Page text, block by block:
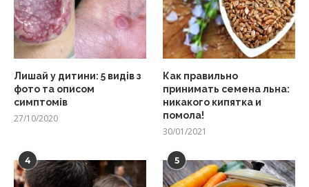
Лишай у дитини: 5 видів з
фото та описом
симптомів
27/10/2020
Как правильно
принимать семена льна:
никакого кипятка и
помола!
30/01/2021
4 5